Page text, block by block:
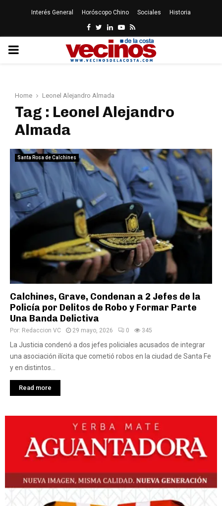
Interés General Horóscopo Chino Sociales Historia
Facebook
Twitter
LinkedinYoutube
Rss
PRIMARY
Home Leonel Alejandro Almada
Tag : Leonel Alejandro
Almada
Santa Rosa de Calchines
Calchines, Grave, Condenan a 2 Jefes de la
Policía por Delitos de Robo y Formar Parte
Una Banda Delictiva
Por: Redaccion VC 29 mayo, 2026 0 345
La Justicia condenó a dos jefes policiales acusados de integrar
una asociación ilícita que cometió robos en la ciudad de Santa Fe
y en distintos...
Read more